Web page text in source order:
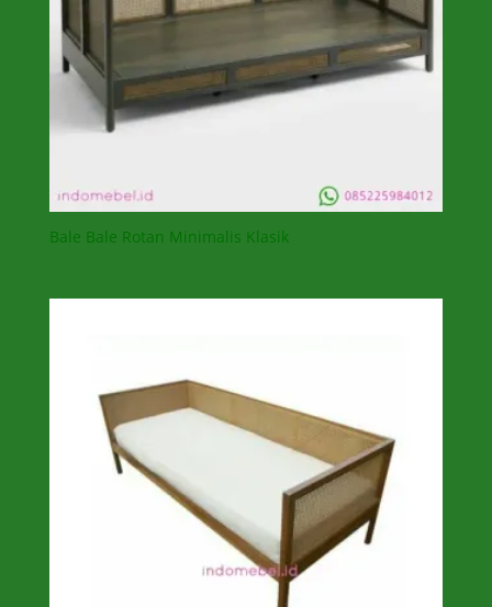
Bale Bale Rotan Minimalis Klasik